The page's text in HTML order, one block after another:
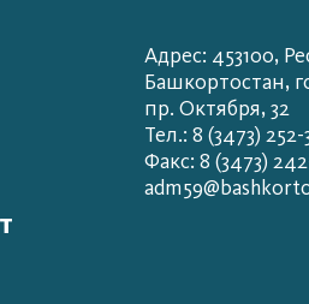
Адрес: 453100,
Башкортостан,
пр. Октября, 32
Тел.: 8 (3473) 252-
Факс: 8 (3473)